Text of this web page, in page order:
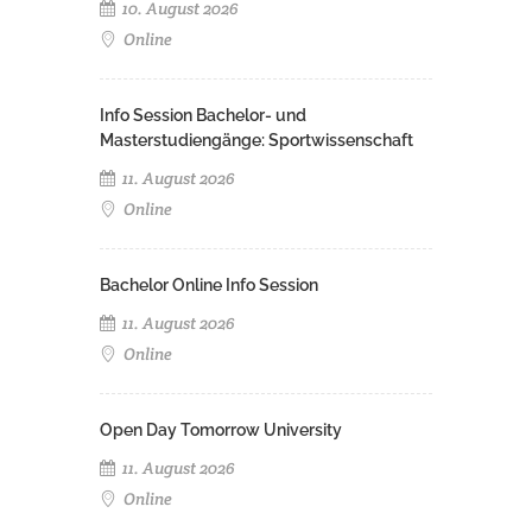
10. August 2026
Online
Info Session Bachelor- und
Masterstudiengänge: Sportwissenschaft
11. August 2026
Online
Bachelor Online Info Session
11. August 2026
Online
Open Day Tomorrow University
11. August 2026
Online